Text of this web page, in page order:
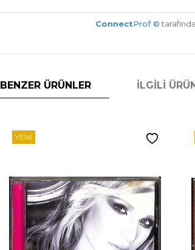
ConnectProf ©
BENZER ÜRÜNLER İLGILI
YENI